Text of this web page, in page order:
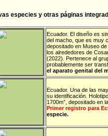
especies y otras páginas
Ecuador. El diseño es
del macho, que es muy
depositado en Museo
los alrededores de
(2022). Pertenece al
probablemente ser
el aparato genital del
Ecuador. Una de las
su identificación.
1700m”, depositado en
Primer registro para
especie.